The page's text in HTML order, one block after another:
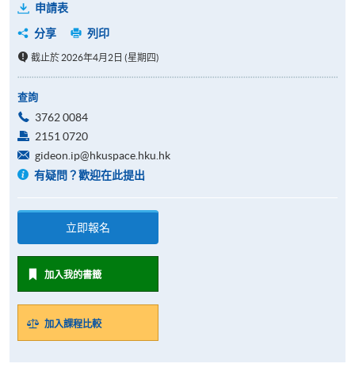
申請表
分享
列印
截止於 2026年4月2日 (星期四)
查詢
3762 0084
2151 0720
gideon.ip@hkuspace.hku.hk
有疑問？歡迎在此提出
立即報名
加入我的書籤
加入課程比較